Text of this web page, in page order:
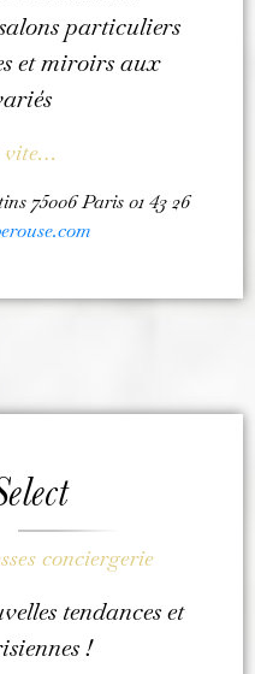
particuliers
et miroirs aux
vite…
75006 Paris 01 43 26
conciergerie
tendances ​et
!